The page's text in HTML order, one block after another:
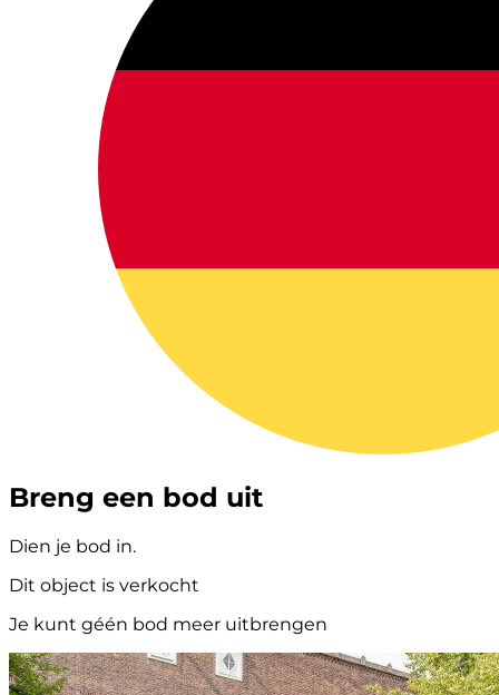
Breng een bod uit
Dien je bod in.
Dit object is verkocht
Je kunt géén bod meer uitbrengen